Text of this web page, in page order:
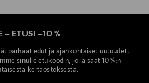
– ETUSI –10 %
parhaat edut ja ajankohtaiset uutuudet.
sinulle etukoodin, jolla saat 10 %:n
kertaostoksesta.